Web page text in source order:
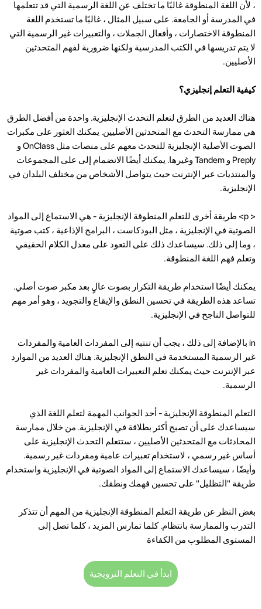
، لأن اللغة المنطوقة غالبًا ما تختلف عن اللغة الرسمية التي قد تتعلمها
في المدرسة أو الجامعة. على سبيل المثال ، غالبًا ما تستخدم اللغة
المنطوقة الاختصارات ، وأفعال الجملات ، والتعبيرات غير الرسمية التي
لا يتم تدريسها في الكتب المدرسية ولكنها ضرورية لفهم المتحدثين
الأصليين.
كيفية التعلم إنجليزي؟
هناك العديد من الطرق لتعلم التحدث الإنجليزية. واحدة من أفضل الطرق
هي ممارسة التحدث مع المتحدثين الأصليين. يمكنك العثور على مكبرات
الصوت الأصلية الإنجليزية للتحدث معهم على منصات مثل OnClass و
Preply و Tandem وغيرها. يمكنك أيضًا الانضمام إلى
على المجموعات
والمنتديات عبر الإنترنت حيث يتواصل الأشخاص من مختلف البلدان في
الإنجليزية.
< p>
طريقة أخرى للتعلم المنطوقة الإنجليزية - هي الاستماع إلى المواد
الصوتية في الإنجليزية ، مثل البودكاست ، البرامج الإذاعية ، كتب صوتية
، وما إلى ذلك. سيساعدك ذلك على التعود على معدل الكلام الحقيقي
وتعلم فهم اللغة المنطوقة.
يمكنك أيضًا استخدام طريقة التكرار بصوت عالٍ بعد مكبر صوت أصلي.
تساعد هذه الطريقة في تحسين النطق والإيقاع والتجويد ، وهو أمر مهم
للتواصل الناجح في الإنجليزية.
in بالإضافة إلى ذلك ، يجب أن تنتبه إلى المفردات العامية والمفردات
غير الرسمية المستخدمة في النطق الإنجليزية. هناك العديد من الموارد
عبر الإنترنت حيث يمكنك تعلم التعبيرات العامية والمفردات غير
الرسمية.
التعلم المنطوقة الإنجليزية - أحد الجوانب المهمة لتعلم اللغة الذي
سيساعدك على أن تصبح أكثر بطلاقة في الإنجليزية. من خلال ممارسة
المحادثات مع المتحدثين الأصليين ، ستتعلم التحدث الإنجليزية على
أساس غير رسمي ، لاستخدام تعبيرات عامية ومفردات غير رسمية.
وأيضًا ، سيساعدك الاستماع إلى المواد الصوتية في الإنجليزية واستخدام
طريقة "التظليل" على تحسين فهمك ونطقك.
بغض النظر عن طريقة التعلم المنطوقة الإنجليزية من المهم أن تتذكر
التدرب والممارسة بانتظام. كلما تمارس المزيد ، كلما تصل إلى
المستوى المطلوب من الكفاءة
ابدأ في التعلم النرويجية